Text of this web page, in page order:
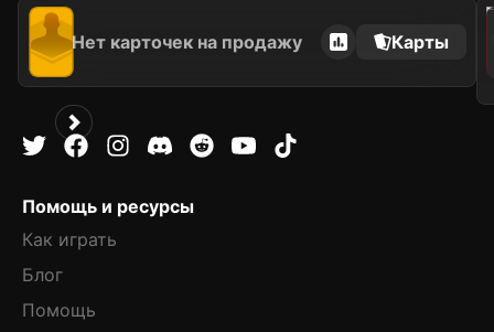
Нет карточек на продажу Карты
2023
Помощь и ресурсы
Как играть
Блог
Помощь